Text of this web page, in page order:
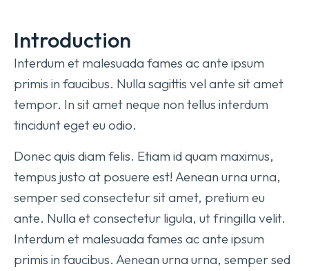
Introduction
Interdum et malesuada fames ac ante ipsum
primis in faucibus. Nulla sagittis vel ante sit amet
tempor. In sit amet neque non tellus interdum
tincidunt eget eu odio.
Donec quis diam felis. Etiam id quam maximus,
tempus justo at posuere est! Aenean urna urna,
semper sed consectetur sit amet, pretium eu
ante. Nulla et consectetur ligula, ut fringilla velit.
Interdum et malesuada fames ac ante ipsum
primis in faucibus. Aenean urna urna, semper sed